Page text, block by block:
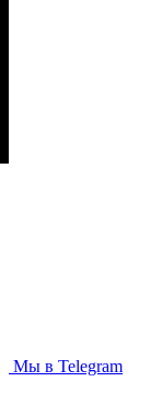
Мы в Telegram